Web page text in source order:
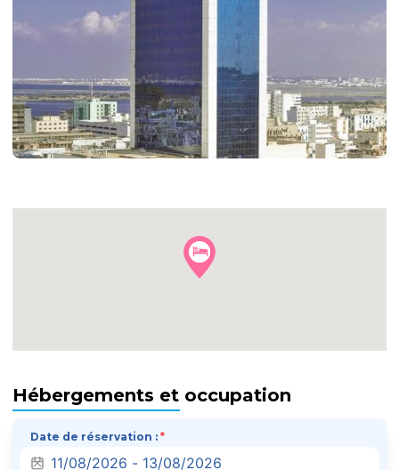
photos
Hébergements et occupation
Date de réservation : *